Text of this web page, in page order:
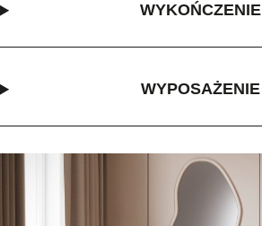
WYKOŃCZENIE
WYPOSAŻENIE